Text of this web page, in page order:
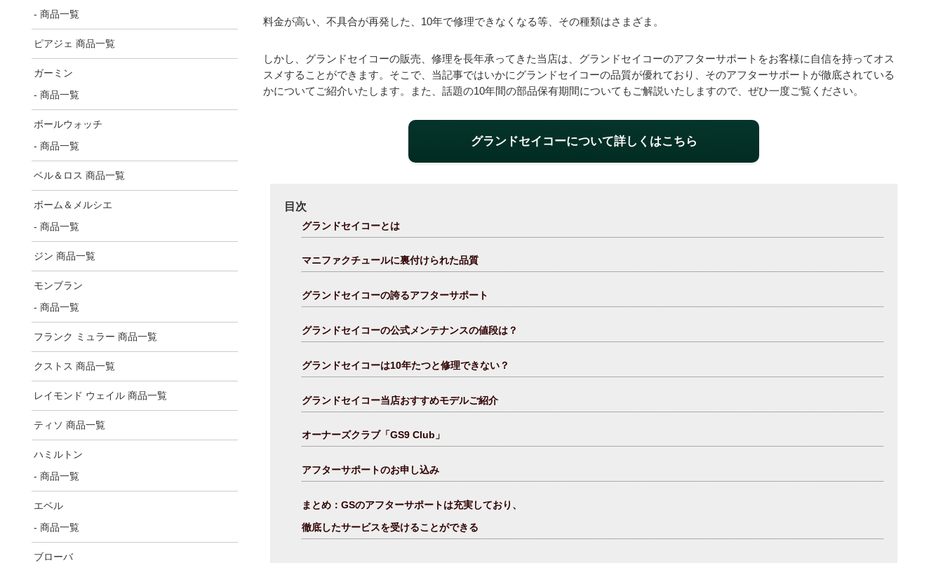
料金が高い、不具合が再発した、10年で修理できなくなる等、その種類はさまざま。
しかし、グランドセイコーの販売、修理を長年承ってきた当店は、グランドセイコーのアフターサポートをお客様に自信を持ってオス
スメすることができます。そこで、当記事ではいかにグランドセイコーの品質が優れており、そのアフターサポートが徹底されている
かについてご紹介いたします。また、話題の10年間の部品保有期間についてもご解説いたしますので、ぜひ一度ご覧ください。
グランドセイコーについて詳しくはこちら
目次
グランドセイコーとは
マニファクチュールに裏付けられた品質
グランドセイコーの誇るアフターサポート
グランドセイコーの公式メンテナンスの値段は？
グランドセイコーは10年たつと修理できない？
グランドセイコー当店おすすめモデルご紹介
オーナーズクラブ「GS9 Club」
アフターサポートのお申し込み
まとめ：GSのアフターサポートは充実しており、
徹底したサービスを受けることができる
- 商品一覧
ピアジェ 商品一覧
ガーミン
- 商品一覧
ボールウォッチ
- 商品一覧
ベル＆ロス 商品一覧
ボーム＆メルシエ
- 商品一覧
ジン 商品一覧
モンブラン
- 商品一覧
フランク ミュラー 商品一覧
クストス 商品一覧
レイモンド ウェイル 商品一覧
ティソ 商品一覧
ハミルトン
- 商品一覧
エベル
- 商品一覧
ブローバ